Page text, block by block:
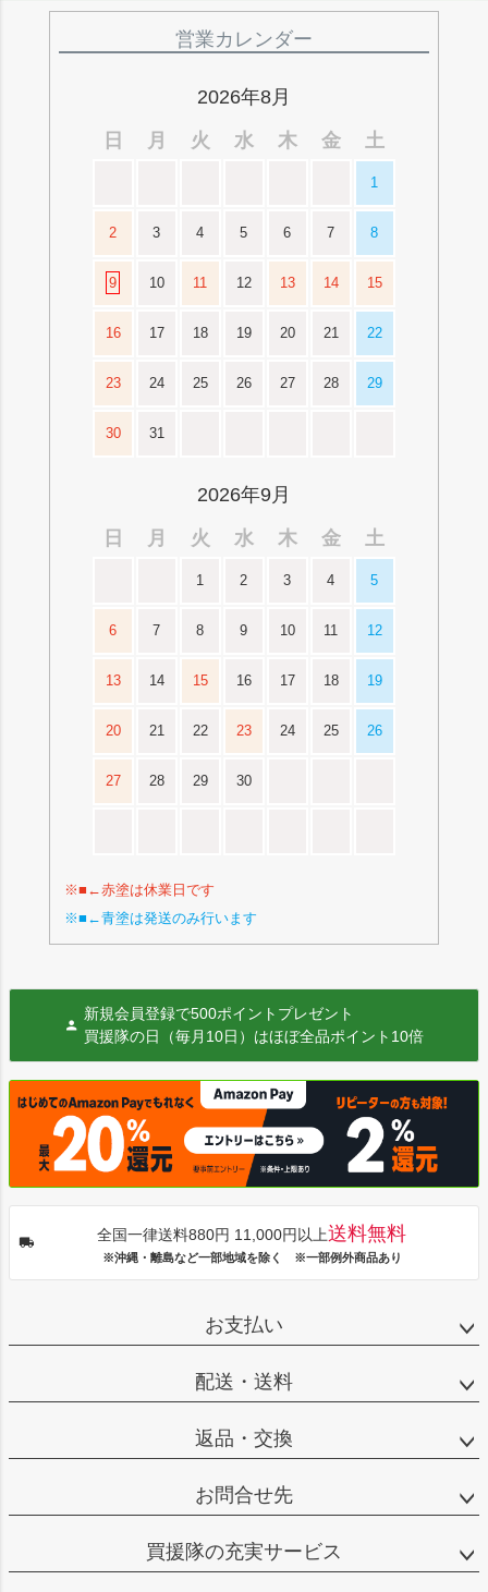
営業カレンダー
2026年8月
日
月 火 水 木 金 土
1
2 3 4 5 6 7 8
9 10 11 12 13 14 15
16 17 18 19 20 21 22
23 24 25 26 27 28 29
30 31
2026年9月
日
月 火 水 木 金 土
1 2 3 4 5
6 7 8 9 10 11 12
13 14 15 16 17 18 19
20 21 22 23 24 25 26
27 28 29 30
※■←赤塗は休業日です
※■←青塗は発送のみ行います
新規会員登録で500ポイントプレゼント
買援隊の日（毎月10日）はほぼ全品ポイント10倍
全国一律送料880円 11,000円以上送料無料
※沖縄・離島など一部地域を除く ※一部例外商品あり
お支払い
配送・送料
返品・交換
お問合せ先
買援隊の充実サービス